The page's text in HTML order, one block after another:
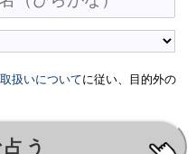
扱いについてに従い、目的外の